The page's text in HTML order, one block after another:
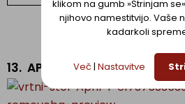
13. APRIL ZRN
klikom na gumb »Strinjam
njihovo namestitvijo. Vaše
kadarkoli
Več | Nastavitve